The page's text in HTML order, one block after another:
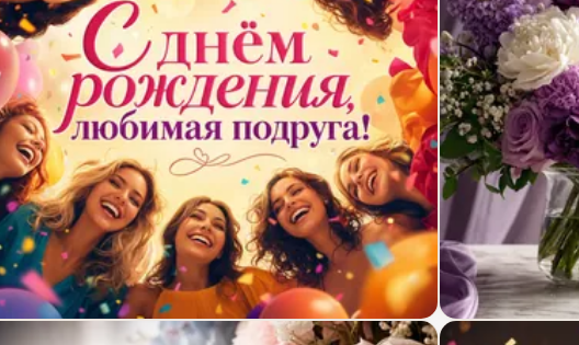
с днём рождения с радостными лицамиОткрытка с